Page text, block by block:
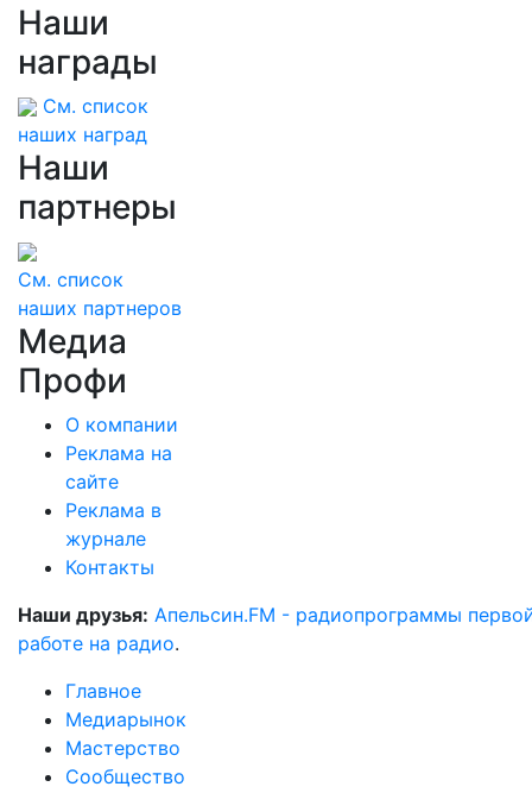
Наши
награды
См. список
наших наград
Наши
партнеры
См. список
наших партнеров
Медиа
Профи
О компании
Реклама на
сайте
Реклама в
журнале
Контакты
Наши друзья: Апельсин.FM - радиопрограммы
работе на радио.
Главное
Медиарынок
Мастерство
Сообщество